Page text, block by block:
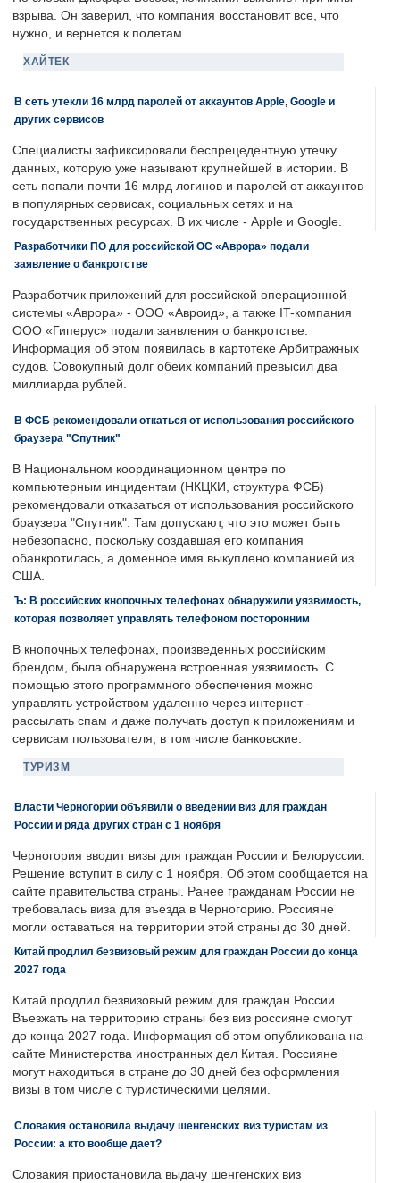
взрыва. Он заверил, что компания восстановит все, что
нужно, и вернется к полетам.
ХАЙТЕК
В сеть утекли 16 млрд паролей от аккаунтов Apple, Google и
других сервисов
Специалисты зафиксировали беспрецедентную утечку
данных, которую уже называют крупнейшей в истории. В
сеть попали почти 16 млрд логинов и паролей от аккаунтов
в популярных сервисах, социальных сетях и на
государственных ресурсах. В их числе - Apple и Google.
Разработчики ПО для российской ОС «Аврора» подали
заявление о банкротстве
Разработчик приложений для российской операционной
системы «Аврора» - ООО «Авроид», а также IT-компания
ООО «Гиперус» подали заявления о банкротстве.
Информация об этом появилась в картотеке Арбитражных
судов. Совокупный долг обеих компаний превысил два
миллиарда рублей.
В ФСБ рекомендовали откаться от использования российского
браузера "Спутник"
В Национальном координационном центре по
компьютерным инцидентам (НКЦКИ, структура ФСБ)
рекомендовали отказаться от использования российского
браузера "Спутник". Там допускают, что это может быть
небезопасно, поскольку создавшая его компания
обанкротилась, а доменное имя выкуплено компанией из
США.
Ъ: В российских кнопочных телефонах обнаружили уязвимость,
которая позволяет управлять телефоном посторонним
В кнопочных телефонах, произведенных российским
брендом, была обнаружена встроенная уязвимость. С
помощью этого программного обеспечения можно
управлять устройством удаленно через интернет -
рассылать спам и даже получать доступ к приложениям и
сервисам пользователя, в том числе банковские.
ТУРИЗМ
Власти Черногории объявили о введении виз для граждан
России и ряда других стран с 1 ноября
Черногория вводит визы для граждан России и Белоруссии.
Решение вступит в силу с 1 ноября. Об этом сообщается на
сайте правительства страны. Ранее гражданам России не
требовалась виза для въезда в Черногорию. Россияне
могли оставаться на территории этой страны до 30 дней.
Китай продлил безвизовый режим для граждан России до конца
2027 года
Китай продлил безвизовый режим для граждан России.
Въезжать на территорию страны без виз россияне смогут
до конца 2027 года. Информация об этом опубликована на
сайте Министерства иностранных дел Китая. Россияне
могут находиться в стране до 30 дней без оформления
визы в том числе с туристическими целями.
Словакия остановила выдачу шенгенских виз туристам из
России: а кто вообще дает?
Словакия приостановила выдачу шенгенских виз